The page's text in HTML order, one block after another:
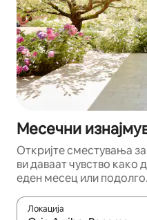
Месечни
Откријте сместувања
ви даваат чувство како
еден месец или подолго.
Локација